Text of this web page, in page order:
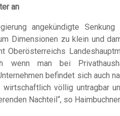
an
angekündigte
Dimensionen zu klein und
Oberösterreichs
wenn man bei
befindet sich auch
wirtschaftlich völlig untragbar
Nachteil“, so